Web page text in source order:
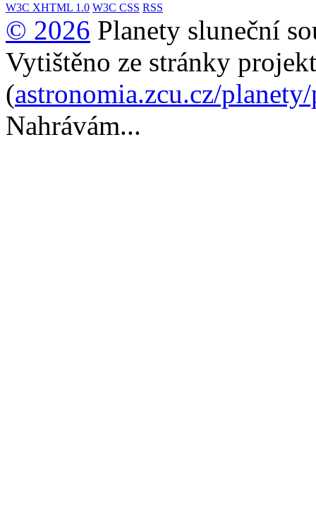
W3C XHTML 1.0 W3C CSS RSS
© 2026 Planety sluneční
Vytištěno ze stránky
(astronomia.zcu.cz/
Nahrávám...